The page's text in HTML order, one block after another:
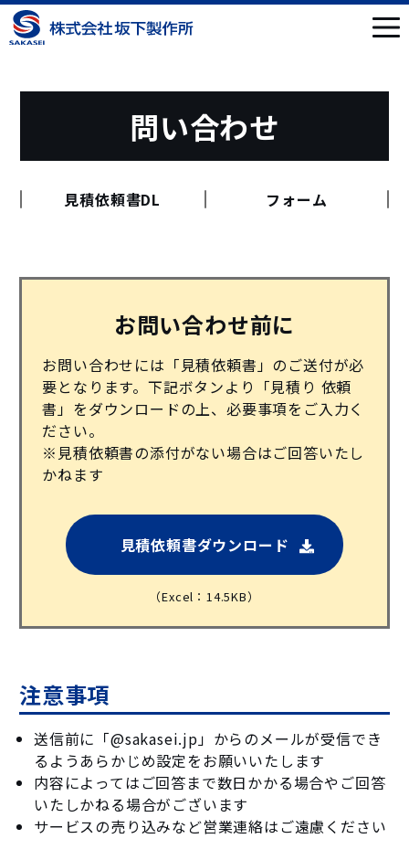
問い合わせ
見積依頼書DL フォーム
お問い合わせ前に
お問い合わせには「見積依頼書」のご送付が必
要となります。下記ボタンより「見積り 依頼
書」をダウンロードの上、必要事項をご入力く
ださい。
※見積依頼書の添付がない場合はご回答いたし
かねます
見積依頼書ダウンロード
（Excel：14.5KB）
注意事項
送信前に「@sakasei.jp」からのメールが受信でき
るようあらかじめ設定をお願いいたします
内容によってはご回答まで数日かかる場合やご回答
いたしかねる場合がございます
サービスの売り込みなど営業連絡はご遠慮ください